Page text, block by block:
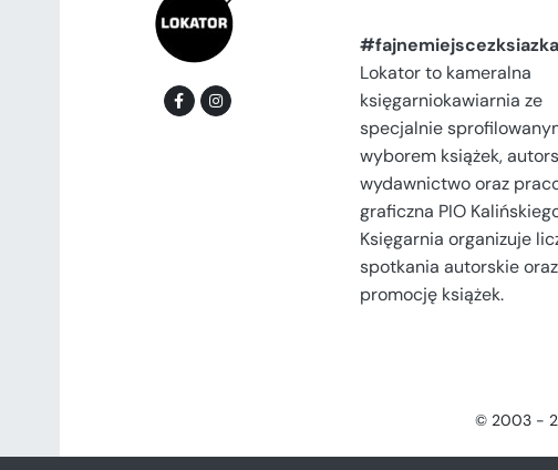
Lokator to kameralna
księgarniokawiarnia ze
specjalnie
wyborem książek,
wydawnictwo oraz
graficzna PIO
Księgarnia organizuje
spotkania autorskie oraz
promocję książek.
© 2003 -